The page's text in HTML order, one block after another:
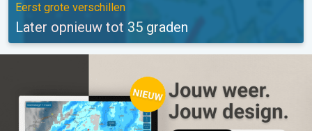
Eerst grote verschillen
Later opnieuw tot 35 graden